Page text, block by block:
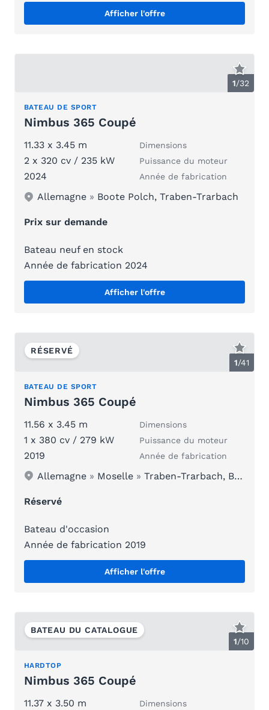
Afficher l'offre
1/32
BATEAU DE SPORT
Nimbus 365 Coupé
11.33 x 3.45 m Dimensions
2 x 320 cv / 235 kW Puissance du moteur
2024 Année de fabrication
Allemagne » Boote Polch, Traben-Trarbach
Prix sur demande
Bateau neuf en stock
Année de fabrication 2024
Afficher l'offre
1/41
RÉSERVÉ
BATEAU DE SPORT
Nimbus 365 Coupé
11.56 x 3.45 m Dimensions
1 x 380 cv / 279 kW Puissance du moteur
2019 Année de fabrication
Allemagne » Moselle »Traben-Trarbach, Boote Polch
Réservé
Bateau d'occasion
Année de fabrication 2019
Afficher l'offre
1/10
BATEAU DU CATALOGUE
HARDTOP
Nimbus 365 Coupé
11.37 x 3.50 m Dimensions